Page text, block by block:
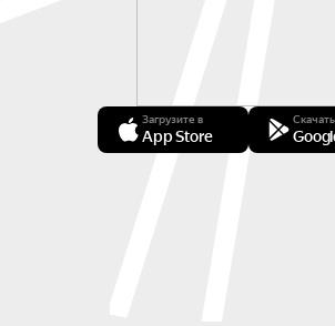
Загрузите в
App Store